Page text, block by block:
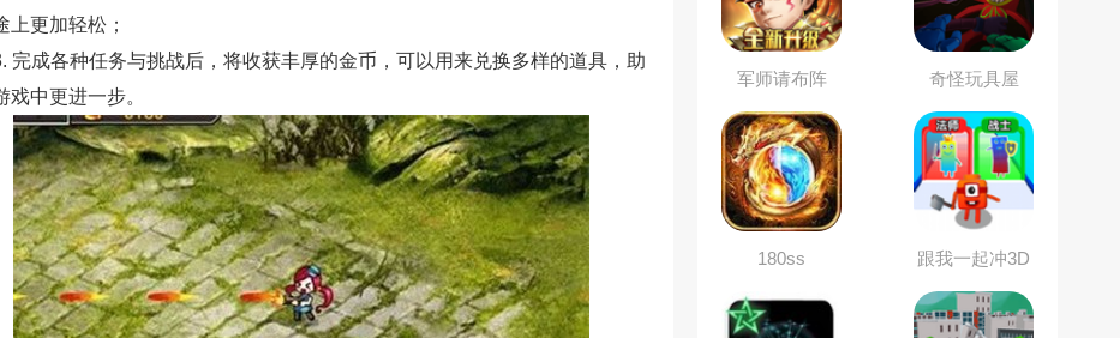
上更加轻松；
完成各种任务与挑战后，将收获丰厚的金币，可以用来兑换多样的道具，助
戏中更进一步。
军师请布阵 奇怪玩具屋
180ss 跟我一起冲3D